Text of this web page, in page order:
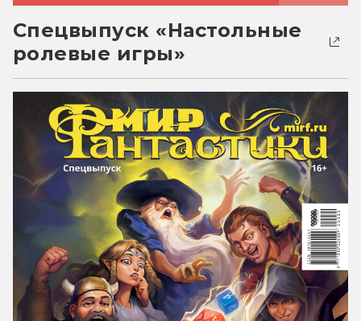
Спецвыпуск «Настольные
ролевые игры»